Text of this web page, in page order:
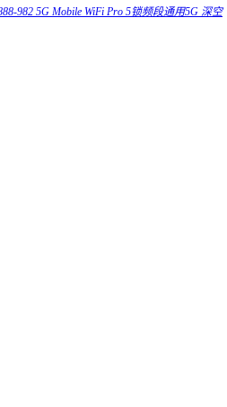
982 5G Mobile WiFi Pro 5锁频段通用5G 深空